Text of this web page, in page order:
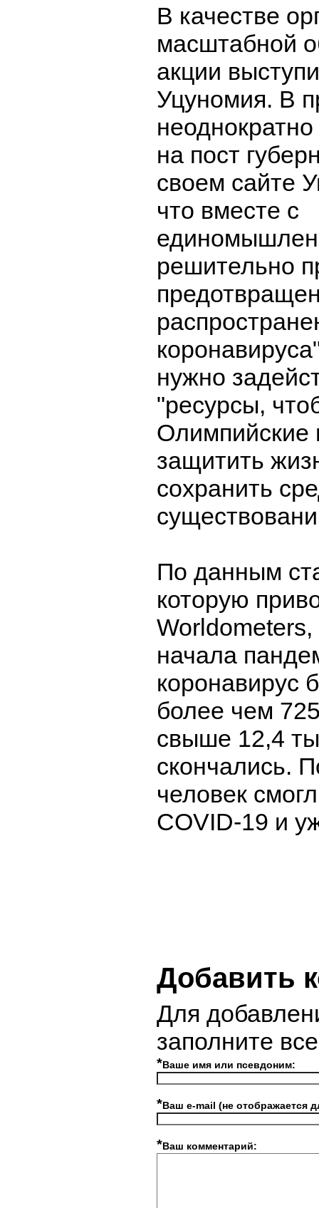
В качестве
масштабной
акции
Уцуномия. В
на пост
своем сайте
что вместе с
решительно
нужно
"ресурсы,
Олимпийские
защитить
сохранить
По данным
которую
начала
коронавирус
более чем
свыше 12,4
скончались.
человек
COVID-19 и
Добавить
Для
заполните
*Ваше имя или псевдоним:
*Ваш e-mail (не отображается
*Ваш комментарий: